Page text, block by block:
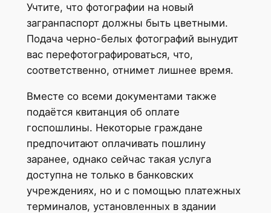
Учтите, что фотографии на новый
загранпаспорт должны быть цветными.
Подача черно-белых фотографий вынудит
вас перефотографироваться, что,
соответственно, отнимет лишнее время.
Вместе со всеми документами также
подаётся квитанция об оплате
госпошлины. Некоторые граждане
предпочитают оплачивать пошлину
заранее, однако сейчас такая услуга
доступна не только в банковских
учреждениях, но и с помощью платежных
терминалов, установленных в здании